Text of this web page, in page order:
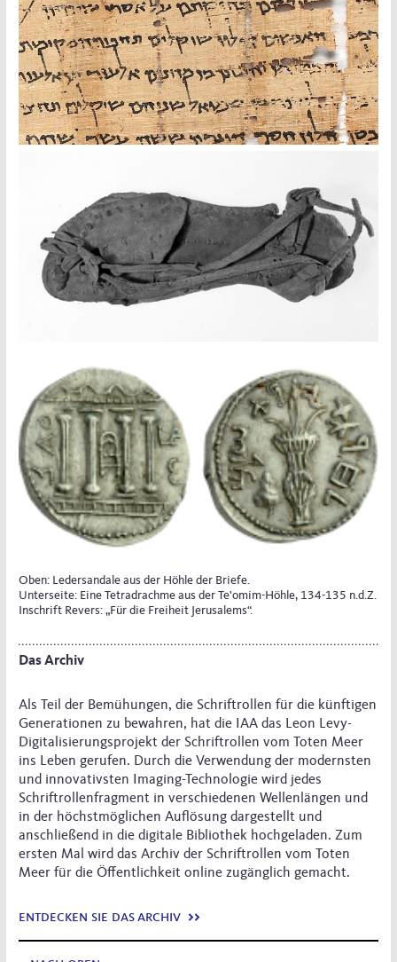
Oben: Ledersandale aus der Höhle der Briefe.
Unterseite: Eine Tetradrachme aus der Te'omim-Höhle, 134-135 n.d.Z.
Inschrift Revers: „Für die Freiheit Jerusalems“.
Das Archiv
Als Teil der Bemühungen, die Schriftrollen für die künftigen
Generationen zu bewahren, hat die IAA das Leon Levy-
Digitalisierungsprojekt der Schriftrollen vom Toten Meer
ins Leben gerufen. Durch die Verwendung der modernsten
und innovativsten Imaging-Technologie wird jedes
Schriftrollenfragment in verschiedenen Wellenlängen und
in der höchstmöglichen Auflösung dargestellt und
anschließend in die digitale Bibliothek hochgeladen. Zum
ersten Mal wird das Archiv der Schriftrollen vom Toten
Meer für die Öffentlichkeit online zugänglich gemacht.
entdecken sie das archiv